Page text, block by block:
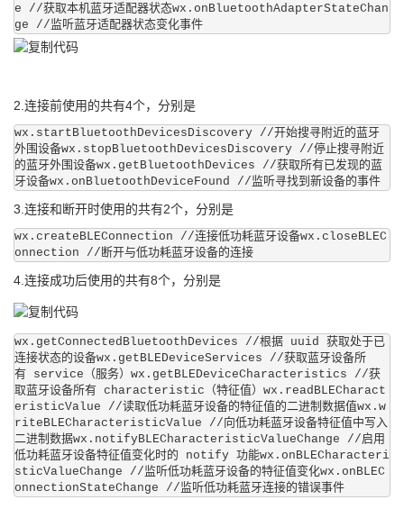
e //获取本机蓝牙适配器状态wx.onBluetoothAdapterStateChan
ge //监听蓝牙适配器状态变化事件
2.连接前使用的共有4个，分别是
wx.startBluetoothDevicesDiscovery //开始搜寻附近的蓝牙
外围设备wx.stopBluetoothDevicesDiscovery //停止搜寻附近
的蓝牙外围设备wx.getBluetoothDevices //获取所有已发现的蓝
牙设备wx.onBluetoothDeviceFound //监听寻找到新设备的事件
3.连接和断开时使用的共有2个，分别是
wx.createBLEConnection //连接低功耗蓝牙设备wx.closeBLEC
onnection //断开与低功耗蓝牙设备的连接
4.连接成功后使用的共有8个，分别是
wx.getConnectedBluetoothDevices //根据 uuid 获取处于已
连接状态的设备wx.getBLEDeviceServices //获取蓝牙设备所
有 service（服务）wx.getBLEDeviceCharacteristics //获
取蓝牙设备所有 characteristic（特征值）wx.readBLECharact
eristicValue //读取低功耗蓝牙设备的特征值的二进制数据值wx.w
riteBLECharacteristicValue //向低功耗蓝牙设备特征值中写入
二进制数据wx.notifyBLECharacteristicValueChange //启用
低功耗蓝牙设备特征值变化时的 notify 功能wx.onBLECharacteri
sticValueChange //监听低功耗蓝牙设备的特征值变化wx.onBLEC
onnectionStateChange //监听低功耗蓝牙连接的错误事件